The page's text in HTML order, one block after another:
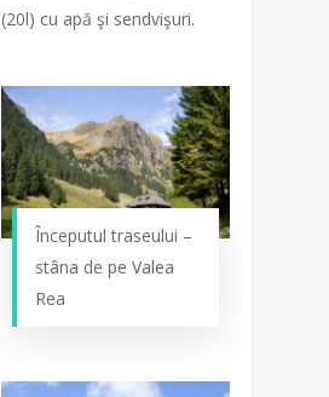
(20l) cu apă şi sendvişuri.
Începutul traseului –
stâna de pe Valea
Rea